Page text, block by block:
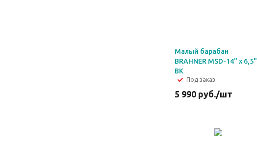
Малый барабан
BRAHNER MSD-14" x 6,5"
BK
Под заказ
5 990 руб./шт